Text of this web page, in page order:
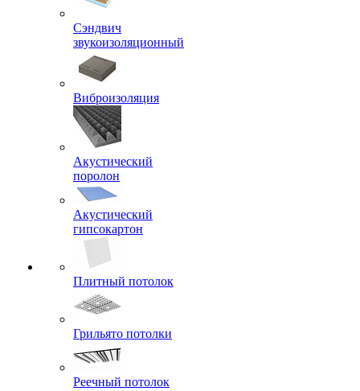
Сэндвич
звукоизоляционный
Виброизоляция
Акустический
поролон
Акустический
гипсокартон
Плитный потолок
Грильято потолки
Реечный потолок